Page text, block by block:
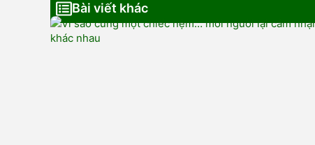
Bài viết khác